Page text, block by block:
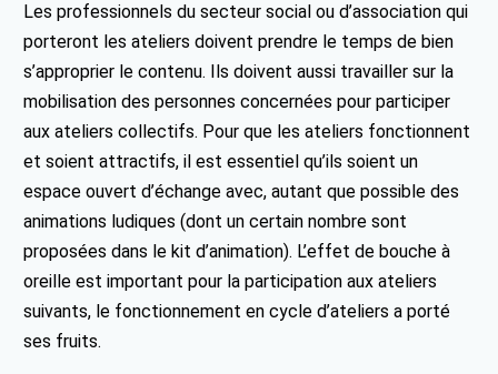
Les professionnels du secteur social ou d’association qui
porteront les ateliers doivent prendre le temps de bien
s’approprier le contenu. Ils doivent aussi travailler sur la
mobilisation des personnes concernées pour participer
aux ateliers collectifs. Pour que les ateliers fonctionnent
et soient attractifs, il est essentiel qu’ils soient un
espace ouvert d’échange avec, autant que possible des
animations ludiques (dont un certain nombre sont
proposées dans le kit d’animation). L’effet de bouche à
oreille est important pour la participation aux ateliers
suivants, le fonctionnement en cycle d’ateliers a porté
ses fruits.